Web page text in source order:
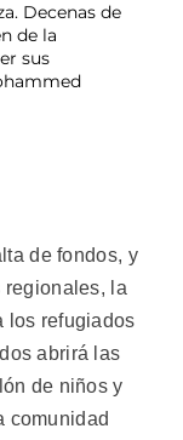
Decenas de
de la
sus
de fondos, y
regionales, la
los refugiados
abrirá las
de niños y
comunidad